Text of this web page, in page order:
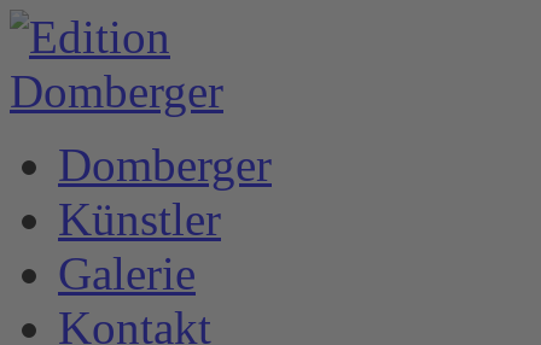
Domberger
Künstler
Galerie
Kontakt